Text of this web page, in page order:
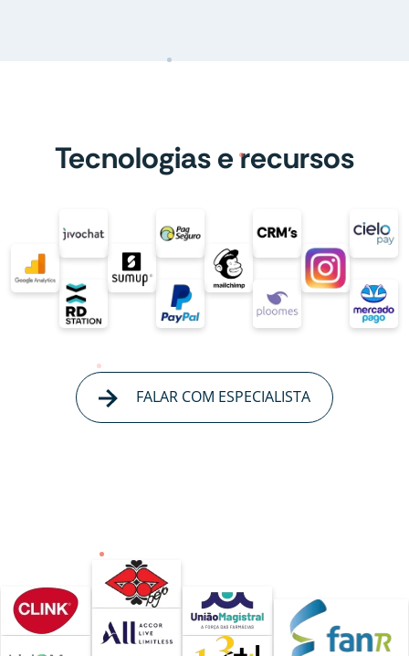
Tecnologias e recursos
FALAR COM ESPECIALISTA